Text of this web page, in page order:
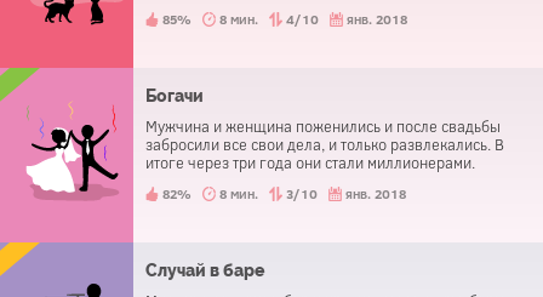
85% 8 мин. 4/10 янв. 2018
Богачи
Мужчина и женщина поженились и после свадьбы
забросили все свои дела, и только развлекались. В
итоге через три года они стали миллионерами.
82% 8 мин. 3/10 янв. 2018
Случай в баре